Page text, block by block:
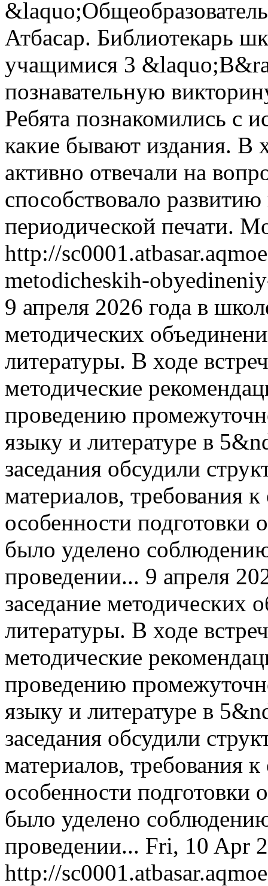
Атбасар. Библиотекарь
учащимися 3
познавательную
Ребята познакомились с
какие бывают издания. В
активно отвечали на
способствовало
периодической печати.
http://
metodicheskih-
9 апреля 2026 года в
методических
литературы. В ходе
методические
проведению
языку и литературе в
заседания обсудили
материалов, требования
особенности
было уделено
проведении... 9 апреля
заседание методических
литературы. В ходе
методические
проведению
языку и литературе в
заседания обсудили
материалов, требования
особенности
было уделено
проведении... Fri, 10 Apr
http://